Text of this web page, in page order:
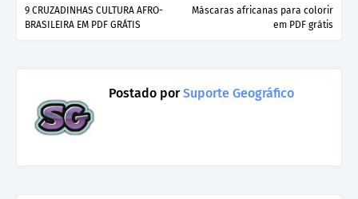
Máscaras africanas para colorir
em PDF grátis
9 CRUZADINHAS CULTURA AFRO-
BRASILEIRA EM PDF GRÁTIS
Postado porSuporte Geográfico